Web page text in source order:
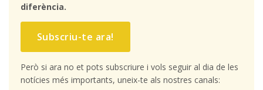
diferència.
Subscriu-te ara!
Però si ara no et pots subscriure i vols seguir al dia de les
notícies més importants, uneix-te als nostres canals: